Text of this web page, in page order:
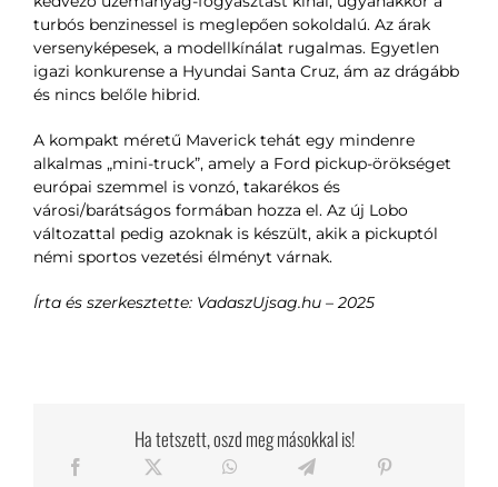
turbós benzinessel is meglepően sokoldalú. Az árak
versenyképesek, a modellkínálat rugalmas. Egyetlen
igazi konkurense a Hyundai Santa Cruz, ám az drágább
és nincs belőle hibrid.
A kompakt méretű Maverick tehát egy mindenre
alkalmas „mini-truck”, amely a Ford pickup-örökséget
európai szemmel is vonzó, takarékos és
városi/barátságos formában hozza el. Az új Lobo
változattal pedig azoknak is készült, akik a pickuptól
némi sportos vezetési élményt várnak.
Írta és szerkesztette: VadaszUjsag.hu – 2025
Ha tetszett, oszd meg másokkal is!